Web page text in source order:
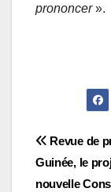
prononcer».
de
Revue de
Guinée, le
nouvelle